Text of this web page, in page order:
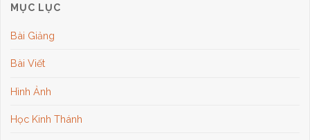
MỤC LỤC
Bài Giảng
Bài Viết
Hình Ảnh
Học Kinh Thánh